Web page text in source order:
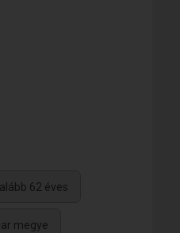
62 éves
megye